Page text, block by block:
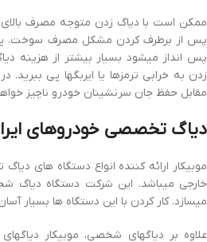
ممکن است با دیاگ زدن متوجه مصرف
پس از برطرف کردن مشکل مصرف سوخت.
پس انداز میشود بسیار بیشتر از هزینه
زدن به خرابی ترمزها یا ایربگها پی
مقابل حفظ جان سرنشینان خودرو ناچیز
دیاگ تخصصی خودروهای
موبیکار ارائه کننده انواع دستگاه های
خارجی میباشد. این شرکت دستگاه دیاگ
میسازد. کار کردن با این دستگاه ها بسیار
علاوه بر دیاگهای شخصی، موبیکار